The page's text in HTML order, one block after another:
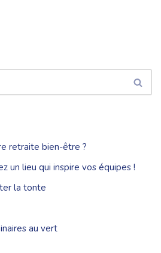
retraite bien-être ?
un lieu qui inspire vos équipes !
la tonte
au vert